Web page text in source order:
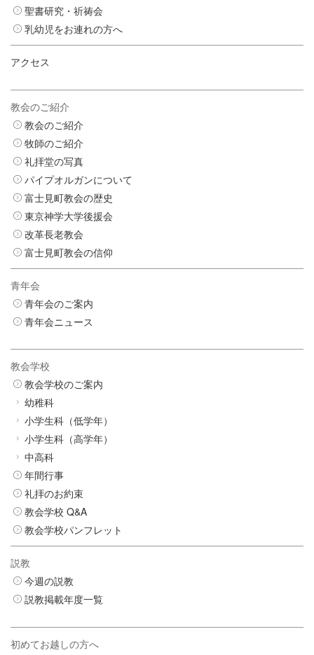
聖書研究・祈祷会
乳幼児をお連れの方へ
アクセス
教会のご紹介
教会のご紹介
牧師のご紹介
礼拝堂の写真
パイプオルガンについて
富士見町教会の歴史
東京神学大学後援会
改革長老教会
富士見町教会の信仰
青年会
青年会のご案内
青年会ニュース
教会学校
教会学校のご案内
幼稚科
小学生科（低学年）
小学生科（高学年）
中高科
年間行事
礼拝のお約束
教会学校 Q&A
教会学校パンフレット
説教
今週の説教
説教掲載年度一覧
初めてお越しの方へ